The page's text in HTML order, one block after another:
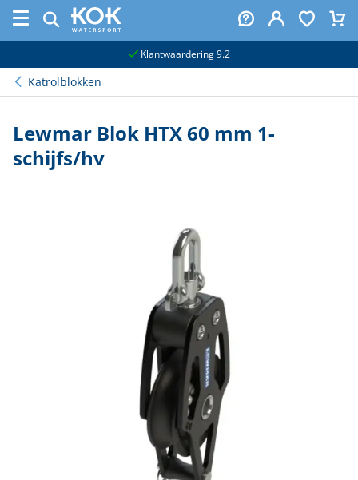
Klantwaardering 9.2
Katrolblokken
Lewmar Blok HTX 60 mm 1-
schijfs/hv